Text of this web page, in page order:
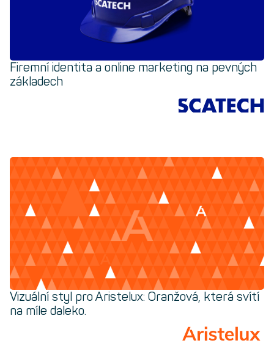
Firemní identita a online marketing na pevných
základech
Vizuální styl pro Aristelux: Oranžová, která svítí
na míle daleko.